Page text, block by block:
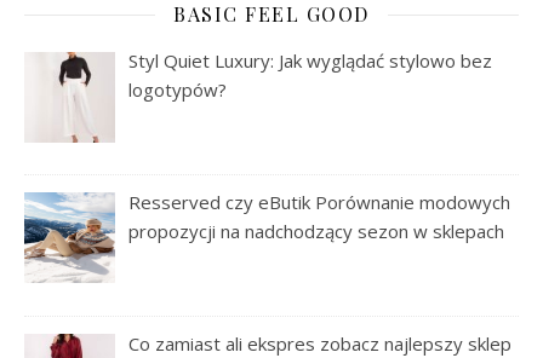
BASIC FEEL GOOD
Styl Quiet Luxury: Jak wyglądać stylowo bez
logotypów?
Resserved czy eButik Porównanie modowych
propozycji na nadchodzący sezon w sklepach
Co zamiast ali ekspres zobacz najlepszy sklep